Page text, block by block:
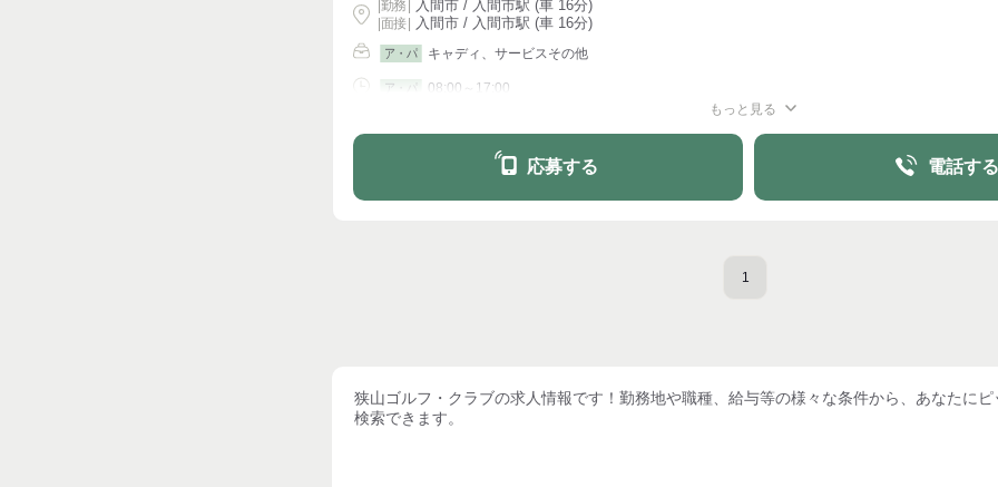
|勤務 入間市 / 入間市駅 (車 16分)
| 面接 | 入間市 / 入間市駅 (車 16分)
ア・パ キャディ、サービスその他
ア・パ 08:00～17:00
もっと見る
応募する 電話する
1
狭山ゴルフ・クラブの求人情報です！勤務地や職種、給与等の様々な条件から、あなたに
検索できます。